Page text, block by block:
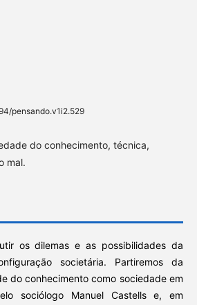
pensando.v1i2.529
do conhecimento, técnica,
mal.
os dilemas e as possibilidades da
societária. Partiremos da
do conhecimento como sociedade em
sociólogo Manuel Castells e, em